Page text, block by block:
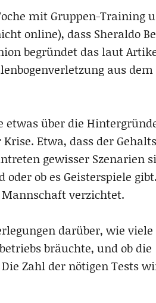
mit Gruppen-Training
online), dass Sheraldo
begründet das laut
aus
etwas über die
Etwa, dass der
gewisser Szenarien
ob es Geisterspiele
verzichtet.
darüber, wie
bräuchte, und ob die
Zahl der nötigen Tests